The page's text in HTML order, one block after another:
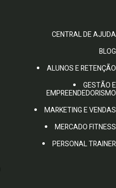
CENTRAL DE AJUDA
BLOG
ALUNOS E RETENÇÃO
GESTÃO E
EMPREENDEDORISMO
MARKETING E VENDAS
MERCADO FITNESS
PERSONAL TRAINER